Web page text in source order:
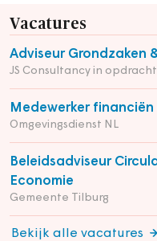
Vacatures
Adviseur Grondzaken
JS Consultancy in
Medewerker
Omgevingsdienst NL
Beleidsadviseur
Economie
Gemeente Tilburg
Bekijk alle vacatures